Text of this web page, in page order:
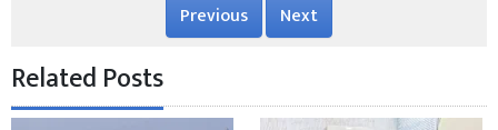
Previous Next
Related Posts